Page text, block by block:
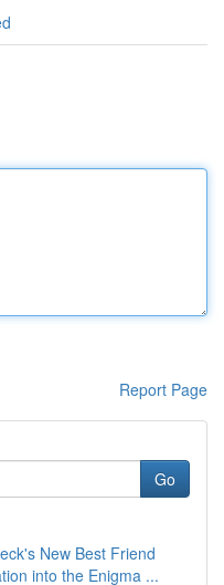
Report Page
Go
New Best Friend
into the Enigma ...